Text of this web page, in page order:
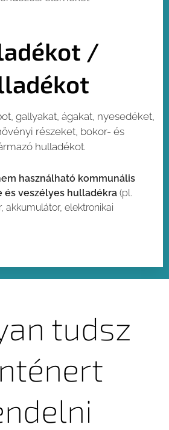
/
gallyakat, ágakat, nyesedéket,
részeket, bokor- és
hulladékot.
használható kommunális
és veszélyes hulladékra (pl.
akkumulátor, elektronikai
tudsz